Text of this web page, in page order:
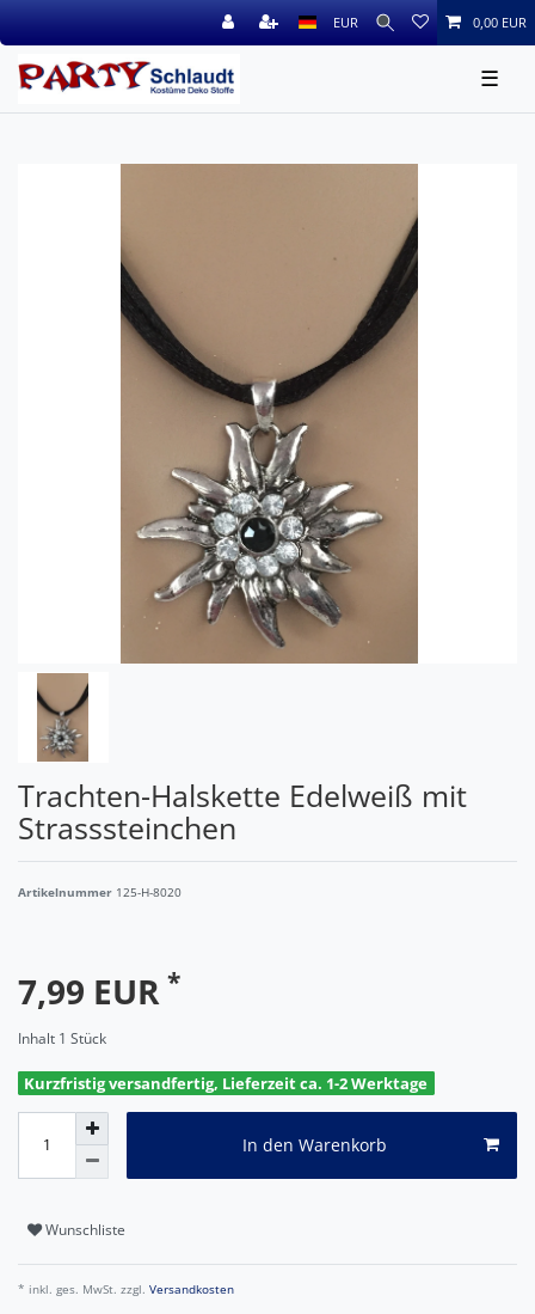
EUR 0,00 EUR
☰
Trachten-Halskette Edelweiß mit
Strasssteinchen
Artikelnummer 125-H-8020
7,99 EUR *
Inhalt 1 Stück
Kurzfristig versandfertig, Lieferzeit ca. 1-2 Werktage
In den Warenkorb
Wunschliste
* inkl. ges. MwSt. zzgl. Versandkosten